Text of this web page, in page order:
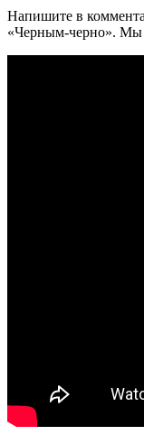
Напишите в
«Черным-черно». Мы